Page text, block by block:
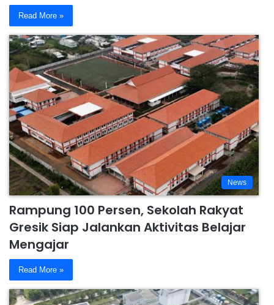
Read More »
News
Rampung 100 Persen, Sekolah Rakyat
Gresik Siap Jalankan Aktivitas Belajar
Mengajar
Read More »